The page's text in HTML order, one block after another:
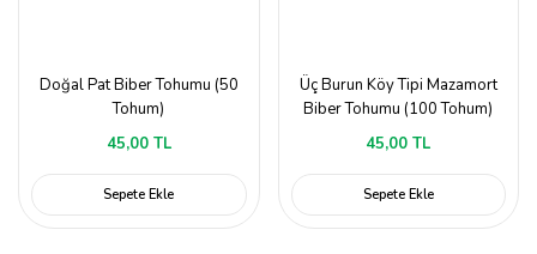
Doğal Pat Biber Tohumu (50
Tohum)
45,00 TL
Sepete Ekle
Üç Burun Köy Tipi Mazamort
Biber Tohumu (100 Tohum)
45,00 TL
Sepete Ekle